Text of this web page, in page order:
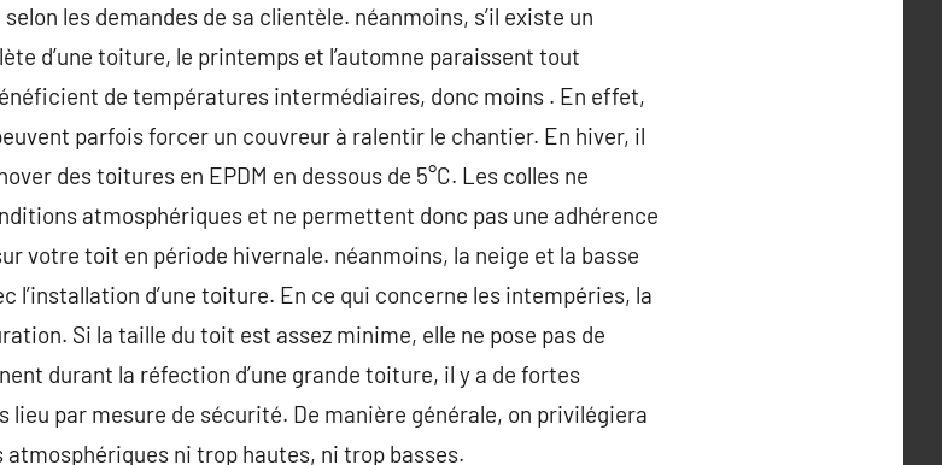
les demandes de sa clientèle. néanmoins, s’il existe un
d’une toiture, le printemps et l’automne paraissent tout
de températures intermédiaires, donc moins . En effet,
parfois forcer un couvreur à ralentir le chantier. En hiver, il
des toitures en EPDM en dessous de 5°C. Les colles ne
atmosphériques et ne permettent donc pas une adhérence
votre toit en période hivernale. néanmoins, la neige et la basse
l’installation d’une toiture. En ce qui concerne les intempéries, la
Si la taille du toit est assez minime, elle ne pose pas de
durant la réfection d’une grande toiture, il y a de fortes
lieu par mesure de sécurité. De manière générale, on privilégiera
ni trop hautes, ni trop basses.